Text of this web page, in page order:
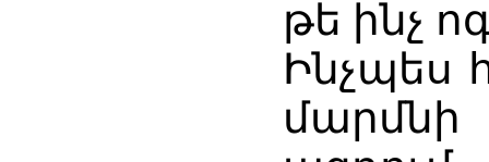
թե ինչ
Ինչպես
մարմնի